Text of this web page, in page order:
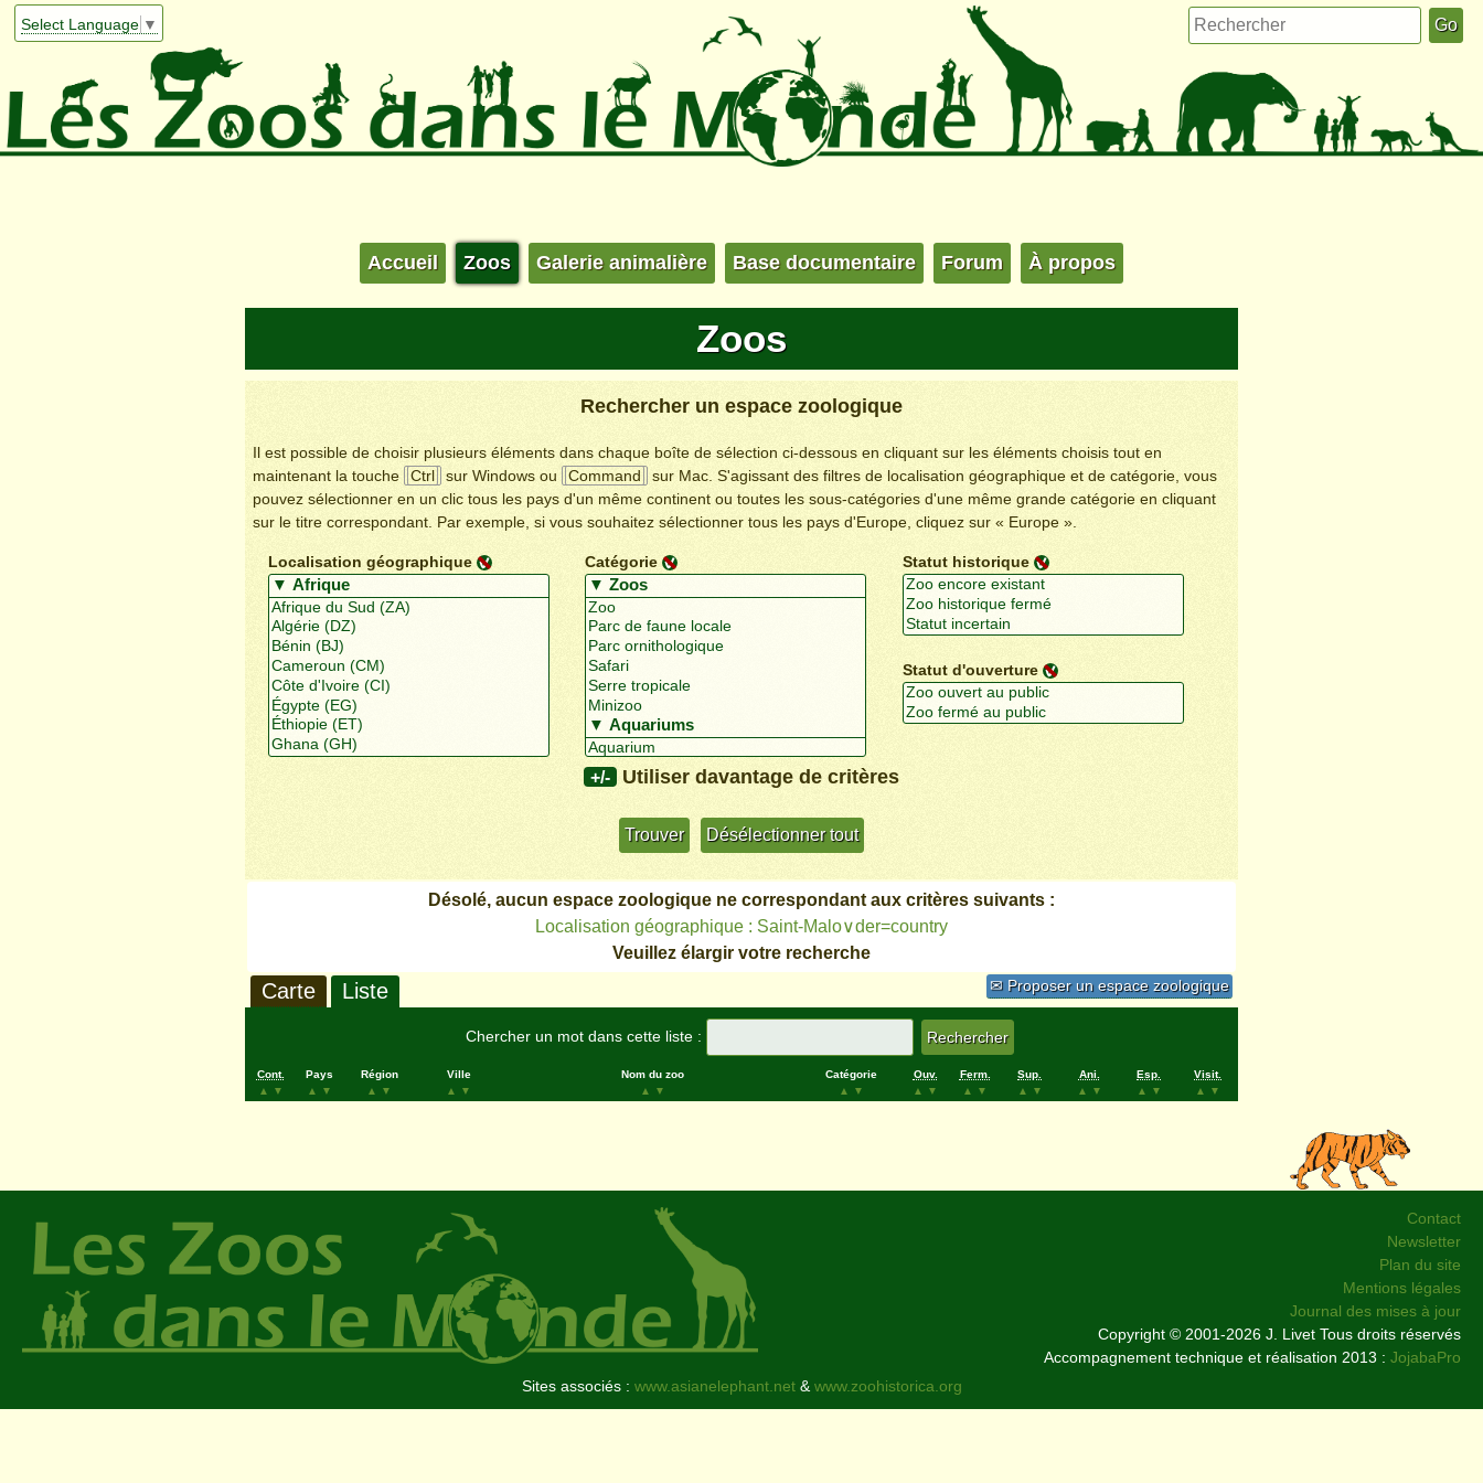
Select Language ▼
Accueil Zoos Galerie animalière Base documentaire Forum À propos
Zoos
Rechercher un espace zoologique
Il est possible de choisir plusieurs éléments dans chaque boîte de sélection ci-dessous en cliquant sur les éléments choisis tout en
maintenant la touche
Ctrl sur Windows ou Command
sur Mac. S'agissant des filtres de localisation géographique et de catégorie, vous
pouvez sélectionner en un clic tous les pays d'un même continent ou toutes les sous-catégories d'une même grande catégorie en cliquant
sur le titre correspondant. Par exemple, si vous souhaitez sélectionner tous les pays d'Europe, cliquez sur « Europe ».
Localisation géographique Catégorie Statut historique
Statut d'ouverture
+/- Utiliser davantage de critères
Désolé, aucun espace zoologique ne correspondant aux critères suivants :
Localisation géographique : Saint-Malo∨der=country
Veuillez élargir votre recherche
✉ Proposer un espace zoologique
Carte Liste
Chercher un mot dans cette liste :
Cont.
▲
▼
Pays
▲
▼
Région
▲
▼
Ville
▲
▼
Nom du zoo
▲
▼
Catégorie
▲
▼
Ouv.
▲
▼
Ferm.
▲
▼
Sup.
▲
▼
Ani.
▲
▼
Esp.
▲
▼
Visit.
▲
▼
Contact
Newsletter
Plan du site
Mentions légales
Journal des mises à jour
Copyright © 2001-2026 J. Livet Tous droits réservés
Accompagnement technique et réalisation 2013 : JojabaPro
Sites associés : www.asianelephant.net&www.zoohistorica.org